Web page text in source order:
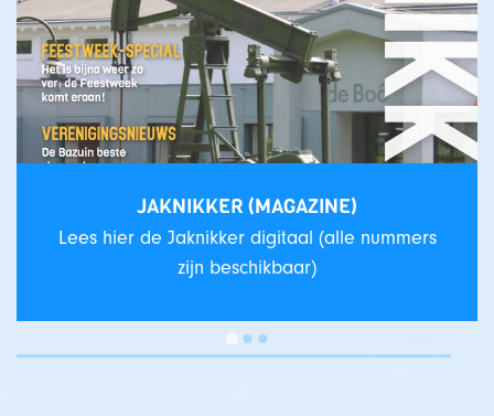
JAKNIKKER (MAGAZINE)
Lees hier de Jaknikker digitaal (alle nummers
zijn beschikbaar)